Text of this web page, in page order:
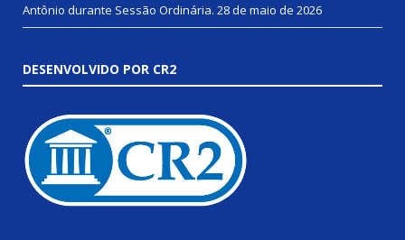
Antônio durante Sessão Ordinária. 28 de maio de 2026
DESENVOLVIDO POR CR2